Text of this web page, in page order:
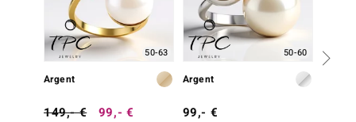
50-63
Argent
149,- € 99,- €
50-60
Argent
99,- €